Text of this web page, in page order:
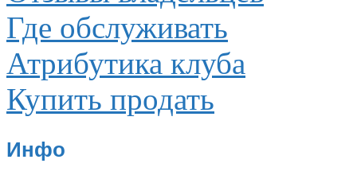
Где обслуживать
Атрибутика клуба
Купить продать
Инфо